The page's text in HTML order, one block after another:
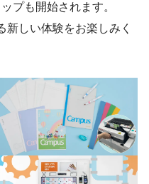
プも開始されます。
新しい体験をお楽しみく